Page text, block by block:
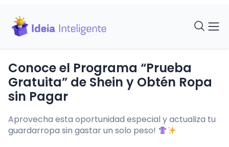
Conoce el Programa “Prueba
Gratuita” de Shein y Obtén Ropa
sin Pagar
Aprovecha esta oportunidad especial y actualiza tu
guardarropa sin gastar un solo peso!